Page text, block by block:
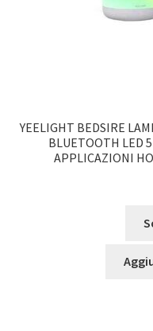
YEELIGHT BEDSIRE
BLUETOOTH LED
APPLICAZIONI